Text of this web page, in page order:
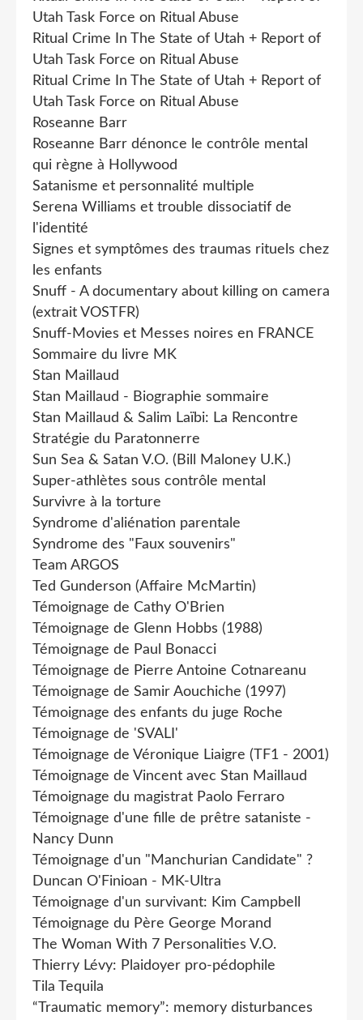
Utah Task Force on Ritual Abuse
Ritual Crime In The State of Utah + Report of
Utah Task Force on Ritual Abuse
Ritual Crime In The State of Utah + Report of
Utah Task Force on Ritual Abuse
Roseanne Barr
Roseanne Barr dénonce le contrôle mental
qui règne à Hollywood
Satanisme et personnalité multiple
Serena Williams et trouble dissociatif de
l'identité
Signes et symptômes des traumas rituels chez
les enfants
Snuff - A documentary about killing on camera
(extrait VOSTFR)
Snuff-Movies et Messes noires en FRANCE
Sommaire du livre MK
Stan Maillaud
Stan Maillaud - Biographie sommaire
Stan Maillaud & Salim Laïbi: La Rencontre
Stratégie du Paratonnerre
Sun Sea & Satan V.O. (Bill Maloney U.K.)
Super-athlètes sous contrôle mental
Survivre à la torture
Syndrome d'aliénation parentale
Syndrome des "Faux souvenirs"
Team ARGOS
Ted Gunderson (Affaire McMartin)
Témoignage de Cathy O'Brien
Témoignage de Glenn Hobbs (1988)
Témoignage de Paul Bonacci
Témoignage de Pierre Antoine Cotnareanu
Témoignage de Samir Aouchiche (1997)
Témoignage des enfants du juge Roche
Témoignage de 'SVALI'
Témoignage de Véronique Liaigre (TF1 - 2001)
Témoignage de Vincent avec Stan Maillaud
Témoignage du magistrat Paolo Ferraro
Témoignage d'une fille de prêtre sataniste -
Nancy Dunn
Témoignage d'un "Manchurian Candidate" ?
Duncan O'Finioan - MK-Ultra
Témoignage d'un survivant: Kim Campbell
Témoignage du Père George Morand
The Woman With 7 Personalities V.O.
Thierry Lévy: Plaidoyer pro-pédophile
Tila Tequila
“Traumatic memory”: memory disturbances